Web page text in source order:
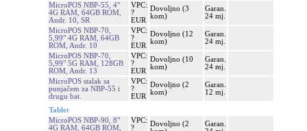
MicroPOS NBP-55, 4"
4G RAM, 64GB ROM,
Andr. 10, SR
VPC:
?
EUR
Dovoljno (3
kom)
Garan.
24 mj.
MicroPOS NBP-70,
5,99" 4G RAM, 64GB
ROM, Andr. 10
VPC:
?
EUR
Dovoljno (12
kom)
Garan.
24 mj.
MicroPOS NBP-70,
5,99" 5G RAM, 128GB
ROM, Andr. 13
VPC:
?
EUR
Dovoljno (10
kom)
Garan.
24 mj.
MicroPOS stalak sa
punjačem za NBP-55 i
drugu bat.
VPC:
?
EUR
Dovoljno (2
kom)
Garan.
12 mj.
Tablet
MicroPOS NBP-90, 8"
4G RAM, 64GB ROM,
VPC:
?
Dovoljno (2
Garan.